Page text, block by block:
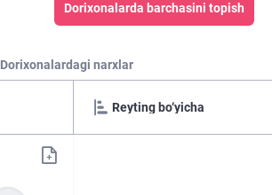
Dorixonalarda barchasini topish
Dorixonalardagi narxlar